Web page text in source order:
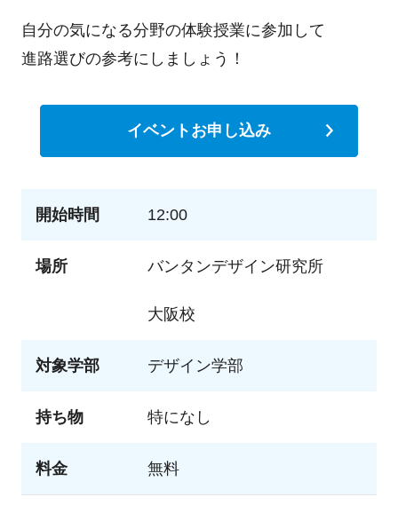
自分の気になる分野の体験授業に参加して
進路選びの参考にしましょう！
イベントお申し込み
開始時間 12:00
場所 バンタンデザイン研究所
大阪校
対象学部 デザイン学部
持ち物 特になし
料金 無料